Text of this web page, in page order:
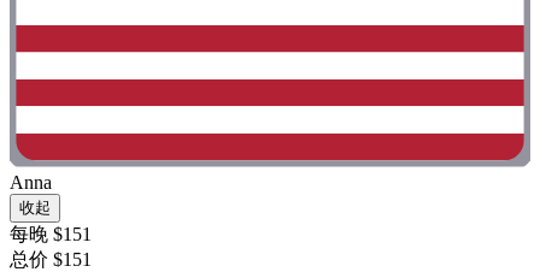
Anna
收起
每晚 $151
总价 $151